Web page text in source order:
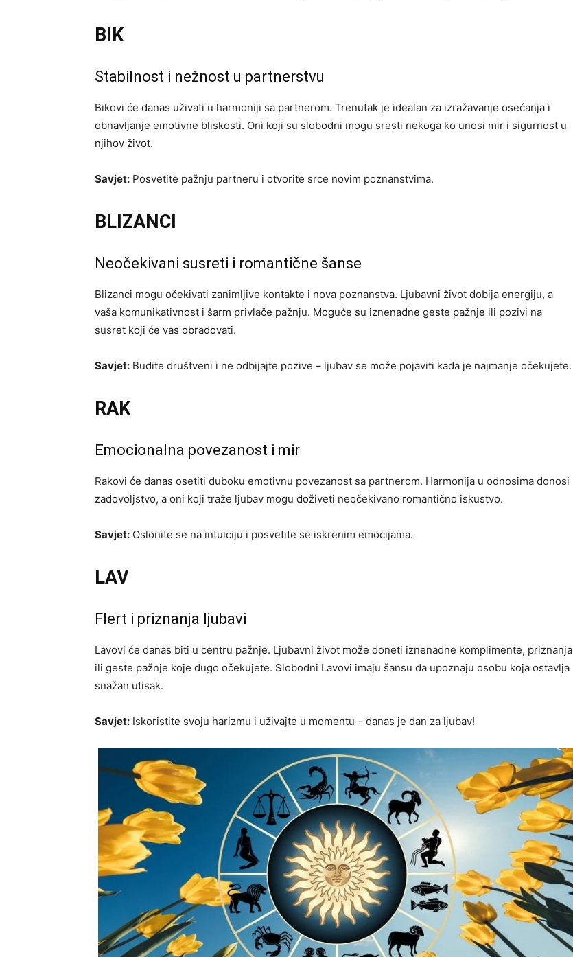
BIK
Stabilnost i nežnost u partnerstvu
Bikovi će danas uživati u harmoniji sa partnerom. Trenutak je idealan za izražavanje osećanja i
obnavljanje emotivne bliskosti. Oni koji su slobodni mogu sresti nekoga ko unosi mir i sigurnost u
njihov život.
Savjet: Posvetite pažnju partneru i otvorite srce novim poznanstvima.
BLIZANCI
Neočekivani susreti i romantične šanse
Blizanci mogu očekivati zanimljive kontakte i nova poznanstva. Ljubavni život dobija energiju, a
vaša komunikativnost i šarm privlače pažnju. Moguće su iznenadne geste pažnje ili pozivi na
susret koji će vas obradovati.
Savjet: Budite društveni i ne odbijajte pozive – ljubav se može pojaviti kada je najmanje očekujete.
RAK
Emocionalna povezanost i mir
Rakovi će danas osetiti duboku emotivnu povezanost sa partnerom. Harmonija u odnosima donosi
zadovoljstvo, a oni koji traže ljubav mogu doživeti neočekivano romantično iskustvo.
Savjet: Oslonite se na intuiciju i posvetite se iskrenim emocijama.
LAV
Flert i priznanja ljubavi
Lavovi će danas biti u centru pažnje. Ljubavni život može doneti iznenadne komplimente, priznanja
ili geste pažnje koje dugo očekujete. Slobodni Lavovi imaju šansu da upoznaju osobu koja ostavlja
snažan utisak.
Savjet: Iskoristite svoju harizmu i uživajte u momentu – danas je dan za ljubav!